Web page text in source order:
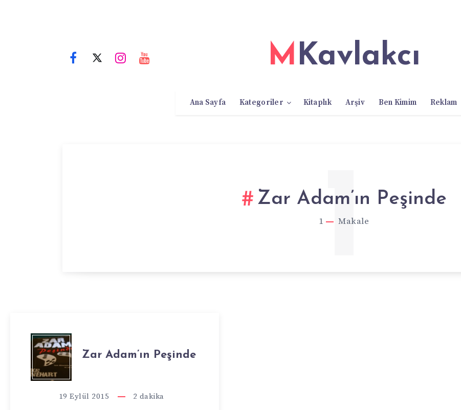
MKavlakcı
Ana Sayfa Kategoriler Kitaplık Arşiv Ben Kimim Reklam
Zar Adam’ın Peşinde
1 Makale
1
ZAR
ADAM’IN
PEŞINDE
Zar Adam’ın Peşinde
19 Eylül 2015 2 dakika